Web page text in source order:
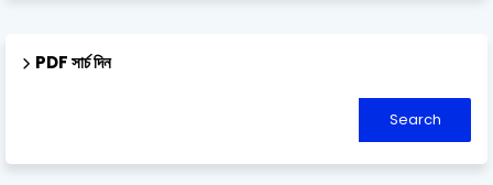
PDF সার্চ দিন